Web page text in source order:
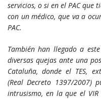
servicios, o si en el PAC que
con un médico, que va a
PAC.
También han llegado a
diversas quejas ante una
Cataluña, donde el TES,
(Real Decreto 1397/2007)
intrusismo, en la que el